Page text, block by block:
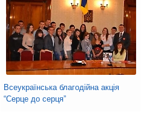
Всеукраїнська благодійна акція
“Серце до серця”